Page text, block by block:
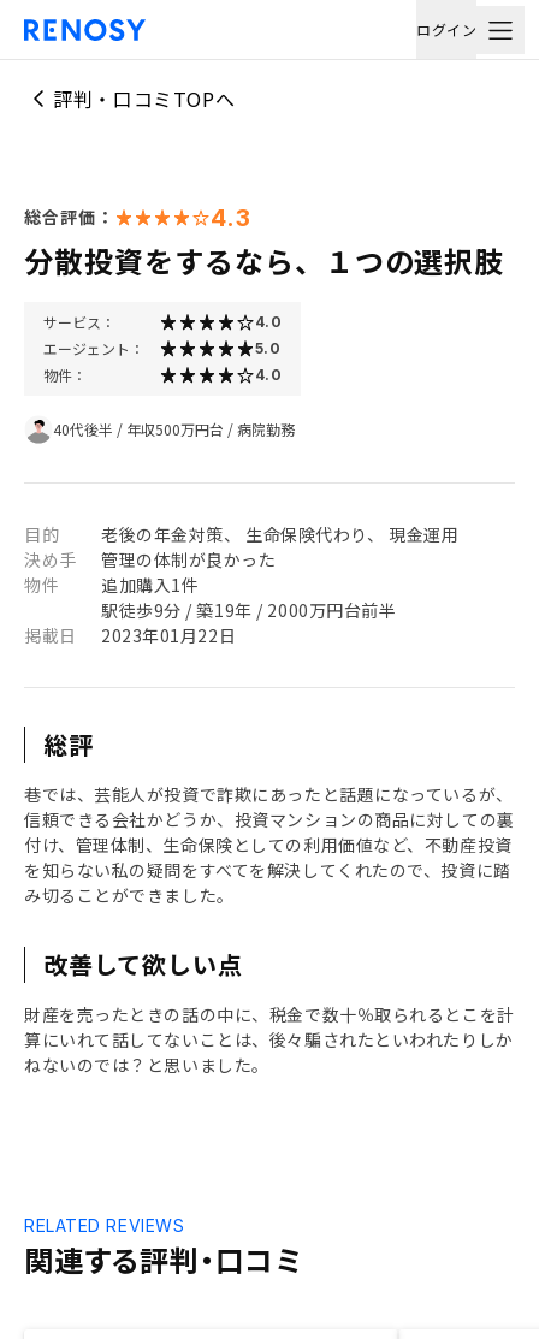
ログイン
評判・口コミTOPへ
総合評価： 4.3
分散投資をするなら、１つの選択肢
サービス： 4.0
エージェント： 5.0
物件： 4.0
40代後半 / 年収500万円台 /病院勤務
目的
老後の年金対策、 生命保険代わり、 現金運用
決め手
管理の体制が良かった
物件
追加購入1件
駅徒歩9分 / 築19年 / 2000万円台前半
掲載日
2023年01月22日
総評
巷では、芸能人が投資で詐欺にあったと話題になっているが、
信頼できる会社かどうか、投資マンションの商品に対しての裏
付け、管理体制、生命保険としての利用価値など、不動産投資
を知らない私の疑問をすべてを解決してくれたので、投資に踏
み切ることができました。
改善して欲しい点
財産を売ったときの話の中に、税金で数十％取られるとこを計
算にいれて話してないことは、後々騙されたといわれたりしか
ねないのでは？と思いました。
関連する評判・口コミ
RELATED REVIEWS